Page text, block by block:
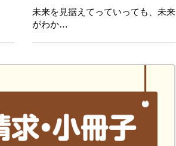
未来を見据えてっていっても、未来
がわか…